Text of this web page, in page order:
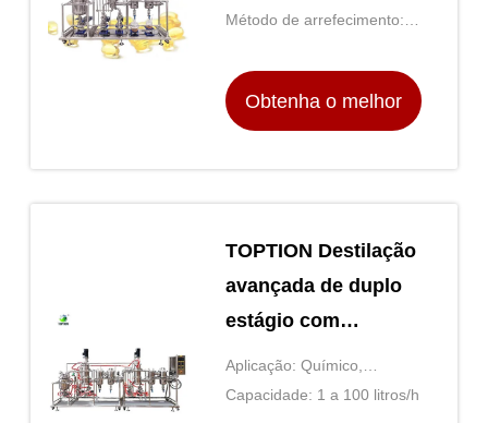
molecular de curta
Método de arrefecimento:
Obtenha o melhor
TOPTION Destilação
avançada de duplo
estágio com
rectificador de vidro
Aplicação: Químico,
farmacêutico, alimento, etc.
Capacidade: 1 a 100 litros/h